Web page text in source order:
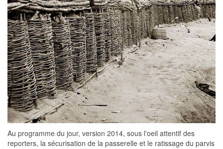
Au programme du jour, version 2014, sous l'oeil attentif des
reporters, la sécurisation de la passerelle et le ratissage du parvis